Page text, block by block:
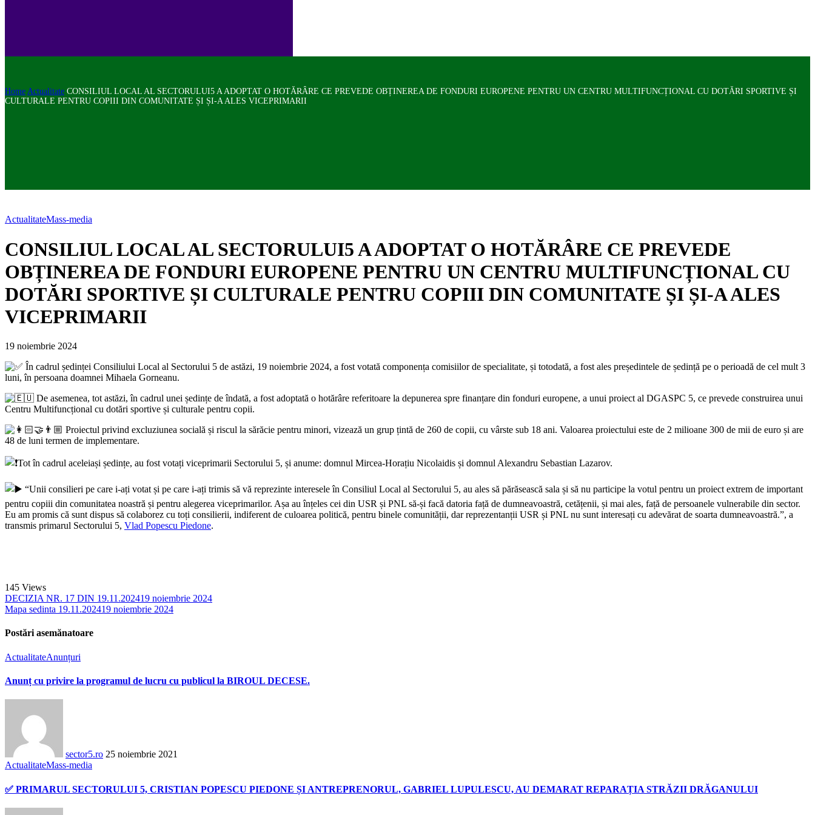
Home Actualitate CONSILIUL LOCAL AL SECTORULUI5 A ADOPTAT O HOTĂRÂRE CE PREVEDE OBȚINEREA DE FONDURI EUROPENE PENTRU UN CENTRU MULTIFUNCȚIONAL CU DOTĂRI SPORTIVE ȘI
CULTURALE PENTRU COPIII DIN COMUNITATE ȘI ȘI-A ALES VICEPRIMARII
ActualitateMass-media
CONSILIUL LOCAL AL SECTORULUI5 A ADOPTAT O HOTĂRÂRE CE PREVEDE
OBȚINEREA DE FONDURI EUROPENE PENTRU UN CENTRU MULTIFUNCȚIONAL CU
DOTĂRI SPORTIVE ȘI CULTURALE PENTRU COPIII DIN COMUNITATE ȘI ȘI-A ALES
VICEPRIMARII
19 noiembrie 2024
În cadrul ședinței Consiliului Local al Sectorului 5 de astăzi, 19 noiembrie 2024, a fost votată componența comisiilor de specialitate, și totodată, a fost ales președintele de ședință pe o perioadă de cel mult 3
luni, în persoana doamnei Mihaela Gorneanu.
De asemenea, tot astăzi, în cadrul unei ședințe de îndată, a fost adoptată o hotărâre referitoare la depunerea spre finanțare din fonduri europene, a unui proiect al DGASPC 5, ce prevede construirea unui
Centru Multifuncțional cu dotări sportive și culturale pentru copii.
Proiectul privind excluziunea socială și riscul la sărăcie pentru minori, vizează un grup țintă de 260 de copii, cu vârste sub 18 ani. Valoarea proiectului este de 2 milioane 300 de mii de euro și are
48 de luni termen de implementare.
Tot în cadrul aceleiași ședințe, au fost votați viceprimarii Sectorului 5, și anume: domnul Mircea-Horațiu Nicolaidis și domnul Alexandru Sebastian Lazarov.
“Unii consilieri pe care i-ați votat și pe care i-ați trimis să vă reprezinte interesele în Consiliul Local al Sectorului 5, au ales să părăsească sala și să nu participe la votul pentru un proiect extrem de important
pentru copiii din comunitatea noastră și pentru alegerea viceprimarilor. Așa au înțeles cei din USR și PNL să-și facă datoria față de dumneavoastră, cetățenii, și mai ales, față de persoanele vulnerabile din sector.
Eu am promis că sunt dispus să colaborez cu toți consilierii, indiferent de culoarea politică, pentru binele comunității, dar reprezentanții USR și PNL nu sunt interesați cu adevărat de soarta dumneavoastră.”, a
transmis primarul Sectorului 5, Vlad Popescu Piedone.
145 Views
DECIZIA NR. 17 DIN 19.11.202419 noiembrie 2024
Mapa sedinta 19.11.202419 noiembrie 2024
Postări asemănatoare
ActualitateAnunțuri
Anunț cu privire la programul de lucru cu publicul la BIROUL DECESE.
sector5.ro 25 noiembrie 2021
ActualitateMass-media
✅ PRIMARUL SECTORULUI 5, CRISTIAN POPESCU PIEDONE ȘI ANTREPRENORUL, GABRIEL LUPULESCU, AU DEMARAT REPARAȚIA STRĂZII DRĂGANULUI